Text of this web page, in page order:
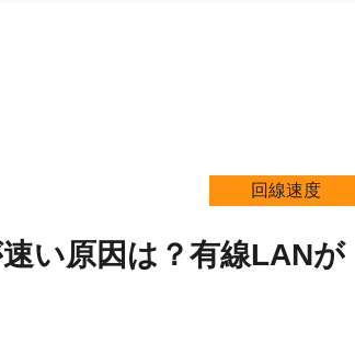
回線速度
い原因は？有線LANが